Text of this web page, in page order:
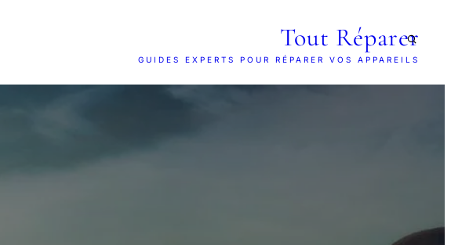
Tout Réparer
GUIDES EXPERTS POUR RÉPARER VOS APPAREILS